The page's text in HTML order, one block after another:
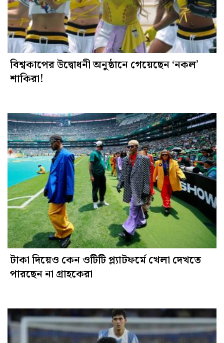
বিশ্বকাপের উদ্বোধনী অনুষ্ঠানে গেয়েছেন ‘নকল’
শাকিরা!
টাকা দিয়েও কেন ওটিটি প্ল্যাটফর্মে খেলা দেখতে
পারছেন না গ্রাহকেরা